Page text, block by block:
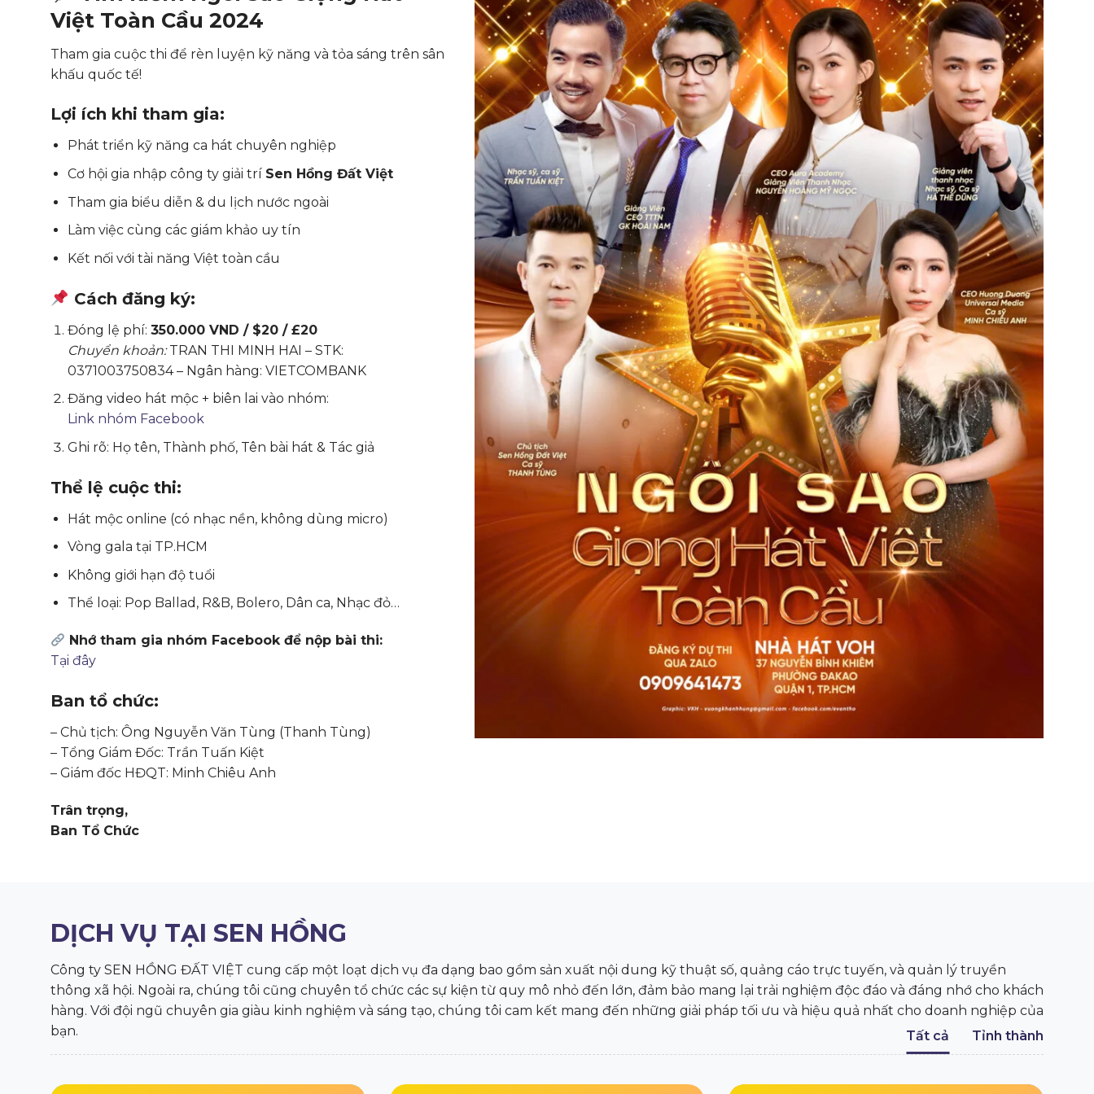
Việt Toàn Cầu 2024
Tham gia cuộc thi để rèn luyện kỹ năng và tỏa sáng trên sân
khấu quốc tế!
Lợi ích khi tham gia:
Phát triển kỹ năng ca hát chuyên nghiệp
Cơ hội gia nhập công ty giải trí Sen Hồng Đất Việt
Tham gia biểu diễn & du lịch nước ngoài
Làm việc cùng các giám khảo uy tín
Kết nối với tài năng Việt toàn cầu
Cách đăng ký:
Đóng lệ phí: 350.000 VND / $20 / £20
Chuyển khoản:TRAN THI MINH HAI – STK:
0371003750834 – Ngân hàng: VIETCOMBANK
Đăng video hát mộc + biên lai vào nhóm:
Link nhóm Facebook
Ghi rõ: Họ tên, Thành phố, Tên bài hát & Tác giả
Thể lệ cuộc thi:
Hát mộc online (có nhạc nền, không dùng micro)
Vòng gala tại TP.HCM
Không giới hạn độ tuổi
Thể loại: Pop Ballad, R&B, Bolero, Dân ca, Nhạc đỏ…
Nhớ tham gia nhóm Facebook để nộp bài thi:
Tại đây
Ban tổ chức:
– Chủ tịch: Ông Nguyễn Văn Tùng (Thanh Tùng)
– Tổng Giám Đốc: Trần Tuấn Kiệt
– Giám đốc HĐQT: Minh Chiêu Anh
Trân trọng,
Ban Tổ Chức
DỊCH VỤ TẠI SEN HỒNG
Công ty SEN HỒNG ĐẤT VIỆT cung cấp một loạt dịch vụ đa dạng bao gồm sản xuất nội dung kỹ thuật số, quảng cáo trực tuyến, và quản lý truyền
thông xã hội. Ngoài ra, chúng tôi cũng chuyên tổ chức các sự kiện từ quy mô nhỏ đến lớn, đảm bảo mang lại trải nghiệm độc đáo và đáng nhớ cho khách
hàng. Với đội ngũ chuyên gia giàu kinh nghiệm và sáng tạo, chúng tôi cam kết mang đến những giải pháp tối ưu và hiệu quả nhất cho doanh nghiệp của
bạn.
Tất cả Tỉnh thành